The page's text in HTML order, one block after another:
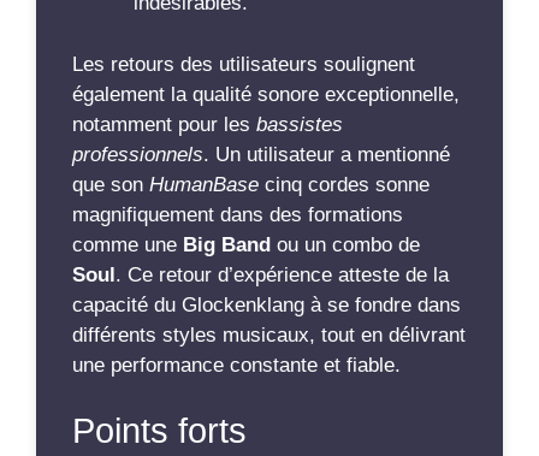
Les retours des utilisateurs soulignent
également la qualité sonore exceptionnelle,
notamment pour les bassistes
professionnels. Un utilisateur a mentionné
que son HumanBase cinq cordes sonne
magnifiquement dans des formations
comme une Big Band ou un combo de
Soul. Ce retour d’expérience atteste de la
capacité du Glockenklang à se fondre dans
différents styles musicaux, tout en délivrant
une performance constante et fiable.
Points forts